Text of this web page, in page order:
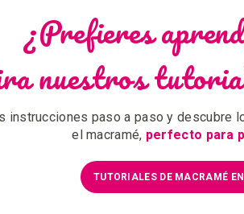
¿Prefieres
nuestros
instrucciones paso a paso y descubre
el macramé, perfecto para
TUTORIALES DE MACRAMÉ